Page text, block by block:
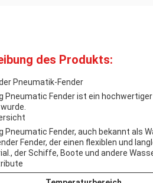
des Produkts:
Pneumatik-Fender
Pneumatic Fender ist ein
Pneumatic Fender, auch bekannt als
Fender, der einen flexiblen und
der Schiffe, Boote und andere